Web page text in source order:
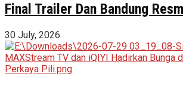
Final Trailer Dan Bandung
30 July, 2026